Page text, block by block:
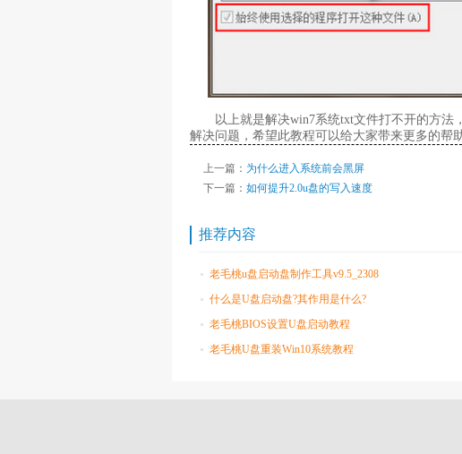
以上就是解决win7系统txt文件打不开的方法
解决问题，希望此教程可以给大家带来更多的帮助
上一篇： 为什么进入系统前会黑屏
下一篇： 如何提升2.0u盘的写入速度
推荐内容
老毛桃u盘启动盘制作工具v9.5_2308
什么是U盘启动盘?其作用是什么?
老毛桃BIOS设置U盘启动教程
老毛桃U盘重装Win10系统教程